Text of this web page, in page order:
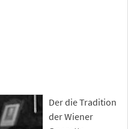
Der die Tradition
der Wiener